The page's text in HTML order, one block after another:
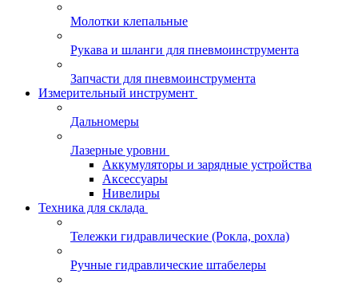
Молотки клепальные
Рукава и шланги для пневмоинструмента
Запчасти для пневмоинструмента
Измерительный инструмент
Дальномеры
Лазерные уровни
Аккумуляторы и зарядные устройства
Аксессуары
Нивелиры
Техника для склада
Тележки гидравлические (Рокла, рохла)
Ручные гидравлические штабелеры